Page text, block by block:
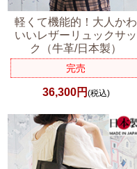
軽くて機能的！大人かわ
いいレザーリュックサッ
ク（牛革/日本製）
完売
36,300円 (税込)